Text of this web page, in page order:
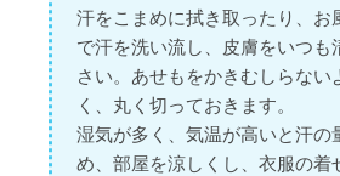
汗をこまめに拭き取ったり、お
で汗を洗い流し、皮膚をいつも
さい。あせもをかきむしらない
く、丸く切っておきます。
湿気が多く、気温が高いと汗の
め、部屋を涼しくし、衣服の着